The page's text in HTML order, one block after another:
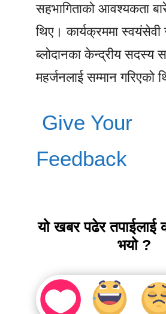
सहभागिताको आवश्यकता
थिए। कार्यक्रममा स्वयंसेवी
ब्लोदानका केन्द्रीय सदस्य
महर्जनलाई सम्मान गरिएको
Give Your
Feedback
यो खबर पढेर
भयो ?